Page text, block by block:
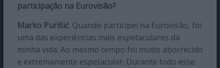
participação na Eurovisão?
Marko Purišić: Quando participei na Eurovisão, foi
uma das experiências mais espetaculares da
minha vida. Ao mesmo tempo foi muito aborrecido
e extremamente espetacular. Durante todo esse